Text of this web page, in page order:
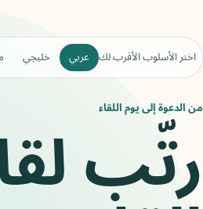
اختر الأسلوب الأقرب لك عربي خليجي
من الدعوة إلى يوم اللقاء
رتّب